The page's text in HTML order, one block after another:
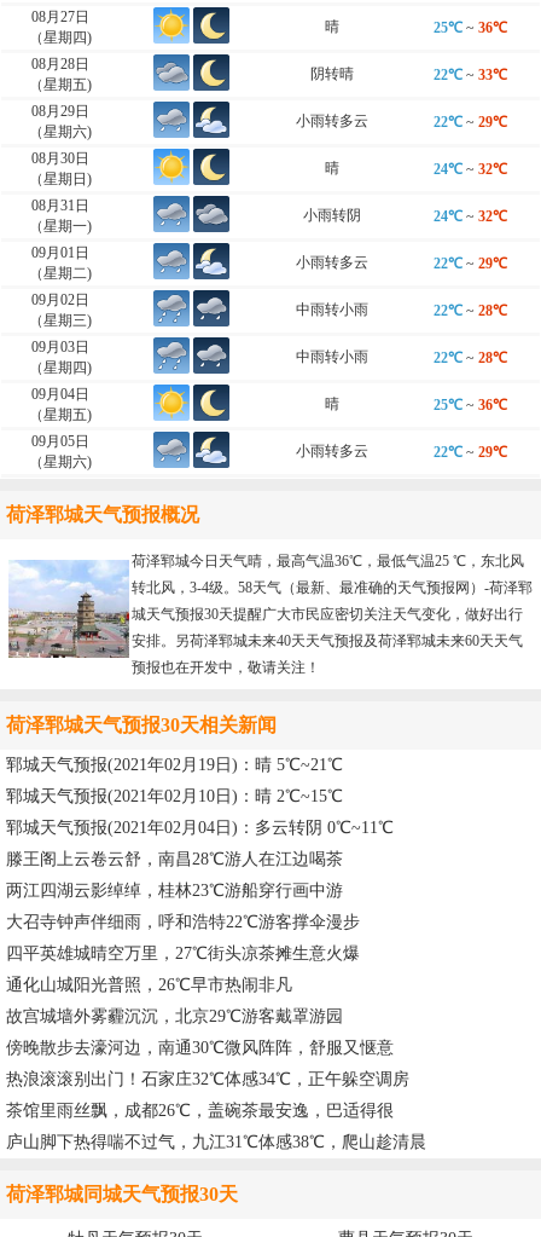
08月27日
（星期四)
晴 25℃ ~ 36℃
08月28日
（星期五)
阴转晴 22℃ ~ 33℃
08月29日
（星期六)
小雨转多云 22℃ ~ 29℃
08月30日
（星期日)
晴 24℃ ~ 32℃
08月31日
（星期一)
小雨转阴 24℃ ~ 32℃
09月01日
（星期二)
小雨转多云 22℃ ~ 29℃
09月02日
（星期三)
中雨转小雨 22℃ ~ 28℃
09月03日
（星期四)
中雨转小雨 22℃ ~ 28℃
09月04日
（星期五)
晴 25℃ ~ 36℃
09月05日
（星期六)
小雨转多云 22℃ ~ 29℃
荷泽郓城天气预报概况
荷泽郓城今日天气晴，最高气温36℃，最低气温25 ℃，东北风
转北风，3-4级。58天气（最新、最准确的天气预报网）-荷泽郓
城天气预报30天提醒广大市民应密切关注天气变化，做好出行
安排。另荷泽郓城未来40天天气预报及荷泽郓城未来60天天气
预报也在开发中，敬请关注！
荷泽郓城天气预报30天相关新闻
郓城天气预报(2021年02月19日)：晴 5℃~21℃
郓城天气预报(2021年02月10日)：晴 2℃~15℃
郓城天气预报(2021年02月04日)：多云转阴 0℃~11℃
滕王阁上云卷云舒，南昌28℃游人在江边喝茶
两江四湖云影绰绰，桂林23℃游船穿行画中游
大召寺钟声伴细雨，呼和浩特22℃游客撑伞漫步
四平英雄城晴空万里，27℃街头凉茶摊生意火爆
通化山城阳光普照，26℃早市热闹非凡
故宫城墙外雾霾沉沉，北京29℃游客戴罩游园
傍晚散步去濠河边，南通30℃微风阵阵，舒服又惬意
热浪滚滚别出门！石家庄32℃体感34℃，正午躲空调房
茶馆里雨丝飘，成都26℃，盖碗茶最安逸，巴适得很
庐山脚下热得喘不过气，九江31℃体感38℃，爬山趁清晨
荷泽郓城同城天气预报30天